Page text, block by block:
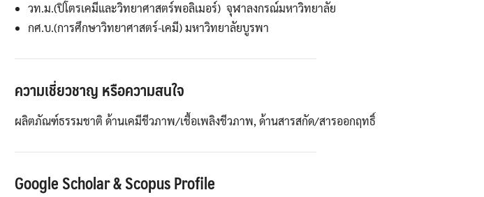
วท.ม.(ปิโตรเคมีและวิทยาศาสตร์พอลิเมอร์) จุฬาลงกรณ์มหาวิทยาลัย
กศ.บ.(การศึกษาวิทยาศาสตร์-เคมี) มหาวิทยาลัยบูรพา
ความเชี่ยวชาญ หรือความสนใจ
ผลิตภัณฑ์ธรรมชาติ ด้านเคมีชีวภาพ/เชื้อเพลิงชีวภาพ, ด้านสารสกัด/สารออกฤทธิ์
Google Scholar & Scopus Profile